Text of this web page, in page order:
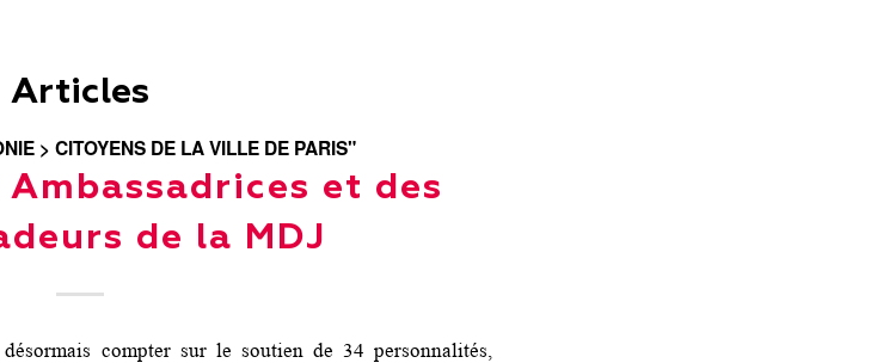
Articles
> CITOYENS DE LA VILLE DE PARIS"
et des
de la MDJ
compter sur le soutien de 34 personnalités,